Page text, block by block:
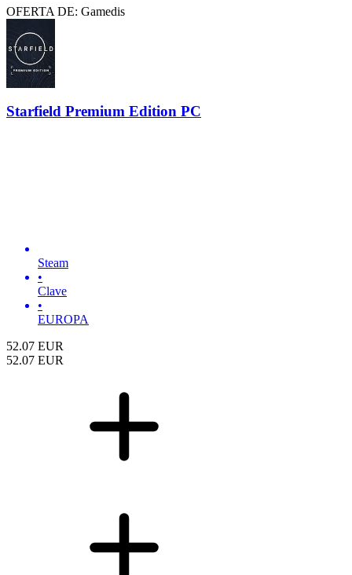
OFERTA DE: Gamedis
Starfield Premium Edition PC
Steam
•
Clave
•
EUROPA
52.07 EUR
52.07 EUR